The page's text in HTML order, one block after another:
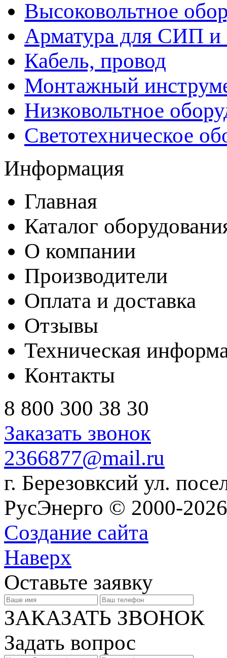
Высоковольтное
Арматура для СИП
Кабель, провод
Монтажный
Низковольтное
Светотехническое
Информация
Главная
Каталог
О компании
Производители
Оплата и доставка
Отзывы
Техническая
Контакты
8 800 300 38 30
Заказать звонок
2366877@mail.ru
г. Березовксий ул.
РусЭнерго © 2000-
Создание сайта
Наверх
Оставьте заявку
ЗАКАЗАТЬ ЗВОНОК
Задать вопрос